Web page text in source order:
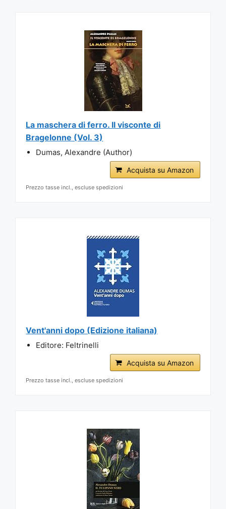
La maschera di ferro. Il visconte di
Bragelonne (Vol. 3)
Dumas, Alexandre (Author)
Acquista su Amazon
Prezzo tasse incl., escluse spedizioni
Vent'anni dopo (Edizione italiana)
Editore: Feltrinelli
Acquista su Amazon
Prezzo tasse incl., escluse spedizioni